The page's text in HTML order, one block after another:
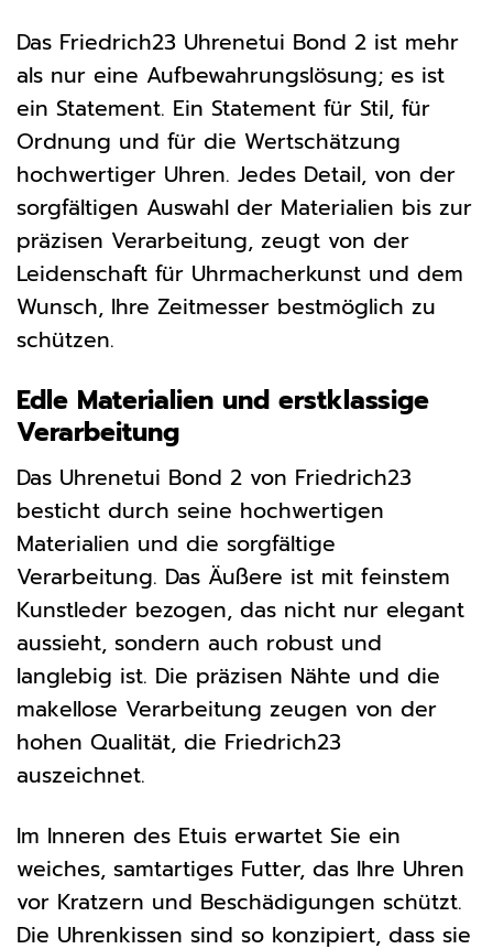
Das Friedrich23 Uhrenetui Bond 2 ist mehr
als nur eine Aufbewahrungslösung; es ist
ein Statement. Ein Statement für Stil, für
Ordnung und für die Wertschätzung
hochwertiger Uhren. Jedes Detail, von der
sorgfältigen Auswahl der Materialien bis zur
präzisen Verarbeitung, zeugt von der
Leidenschaft für Uhrmacherkunst und dem
Wunsch, Ihre Zeitmesser bestmöglich zu
schützen.
Edle Materialien und erstklassige
Verarbeitung
Das Uhrenetui Bond 2 von Friedrich23
besticht durch seine hochwertigen
Materialien und die sorgfältige
Verarbeitung. Das Äußere ist mit feinstem
Kunstleder bezogen, das nicht nur elegant
aussieht, sondern auch robust und
langlebig ist. Die präzisen Nähte und die
makellose Verarbeitung zeugen von der
hohen Qualität, die Friedrich23
auszeichnet.
Im Inneren des Etuis erwartet Sie ein
weiches, samtartiges Futter, das Ihre Uhren
vor Kratzern und Beschädigungen schützt.
Die Uhrenkissen sind so konzipiert, dass sie